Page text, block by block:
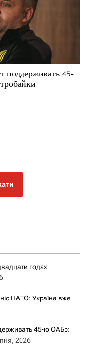
поддерживать 45-
годах
НАТО: Україна вже
45-ю ОАБр:
2026